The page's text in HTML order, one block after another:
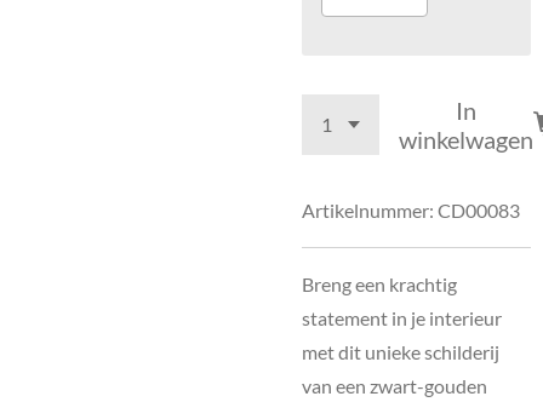
In
winkelwagen
Artikelnummer: CD00083
Breng een krachtig
statement in je interieur
met dit unieke schilderij
van een zwart-gouden